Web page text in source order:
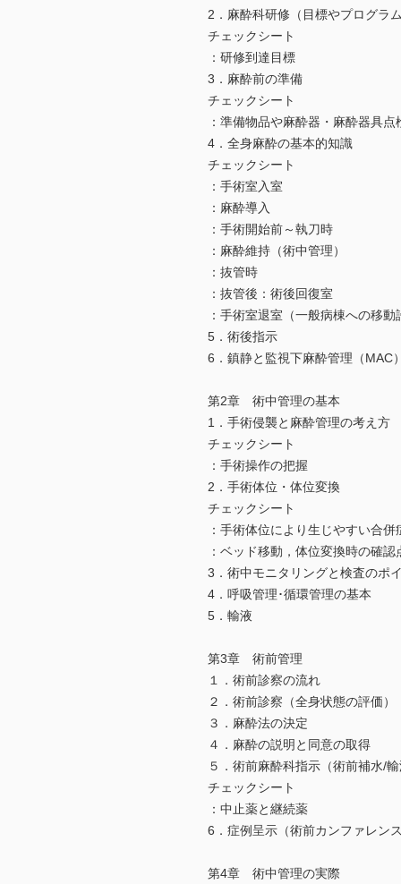
2．麻酔科研修（目標やプログラム
チェックシート
：研修到達目標
3．麻酔前の準備
チェックシート
：準備物品や麻酔器・麻酔器具点
4．全身麻酔の基本的知識
チェックシート
：手術室入室
：麻酔導入
：手術開始前～執刀時
：麻酔維持（術中管理）
：抜管時
：抜管後：術後回復室
：手術室退室（一般病棟への移動
5．術後指示
6．鎮静と監視下麻酔管理（MAC）
第2章 術中管理の基本
1．手術侵襲と麻酔管理の考え方
チェックシート
：手術操作の把握
2．手術体位・体位変換
チェックシート
：手術体位により生じやすい合併
：ベッド移動，体位変換時の確認
3．術中モニタリングと検査のポ
4．呼吸管理･循環管理の基本
5．輸液
第3章 術前管理
１．術前診察の流れ
２．術前診察（全身状態の評価）
３．麻酔法の決定
４．麻酔の説明と同意の取得
５．術前麻酔科指示（術前補水/輸
チェックシート
：中止薬と継続薬
6．症例呈示（術前カンファレンス
第4章 術中管理の実際